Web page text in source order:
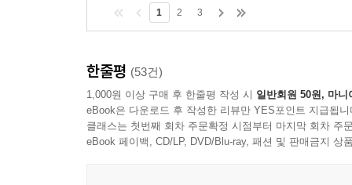
1 2 3
한줄평 (53건)
1,000원 이상 구매 후 한줄평 작성 시 일반회원 50원, 마니
eBook은 다운로드 후 작성한 리뷰만 YES포인트 지급됩니
클래스는 첫번째 회차 주문확정 시점부터 마지막 회차 주
eBook 페이백, CD/LP, DVD/Blu-ray, 패션 및 판매금지 상